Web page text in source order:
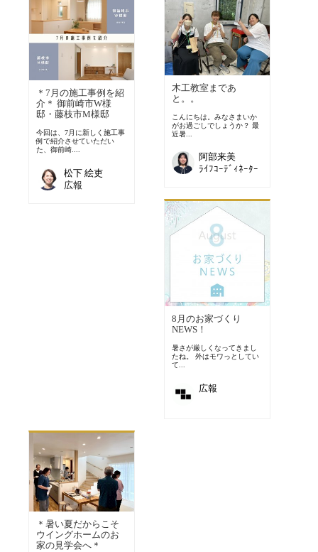
＊7月の施工事例を紹
介＊ 御前崎市W様
邸・藤枝市M様邸
今回は、7月に新しく施工事
例で紹介させていただい
た、御前崎....
松下 絵吏
広報
木工教室まであ
と。。
こんにちは。みなさまいか
がお過ごしでしょうか？ 最
近暑...
阿部来美
ﾗｲﾌｺｰﾃﾞｨﾈｰﾀｰ
8月のお家づくり
NEWS！
暑さが厳しくなってきまし
たね。 外はモワっとしてい
て...
広報
＊暑い夏だからこそ
ウイングホームのお
家の見学会へ＊